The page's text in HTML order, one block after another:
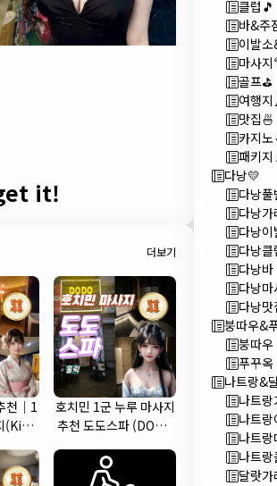
it!
더보기
천｜1
(King
호치민 1군 누루 마사지
추천 도도스파 (DODO
클럽🎵
바&주
이발
마사
골프⛳
여행지
맛집🍜
카지노
패키지
다낭💛
다낭
다낭가
다낭
다낭클
다낭바
다낭마
다낭맛
붕따우&
붕따우
푸꾸옥
나트랑&
나트
나트
나트랑
나트랑
달랏가